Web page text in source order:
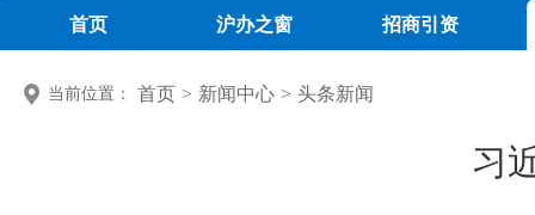
首页 沪办之窗 招商引资
当前位置： 首页 > 新闻中心 > 头条新闻
习